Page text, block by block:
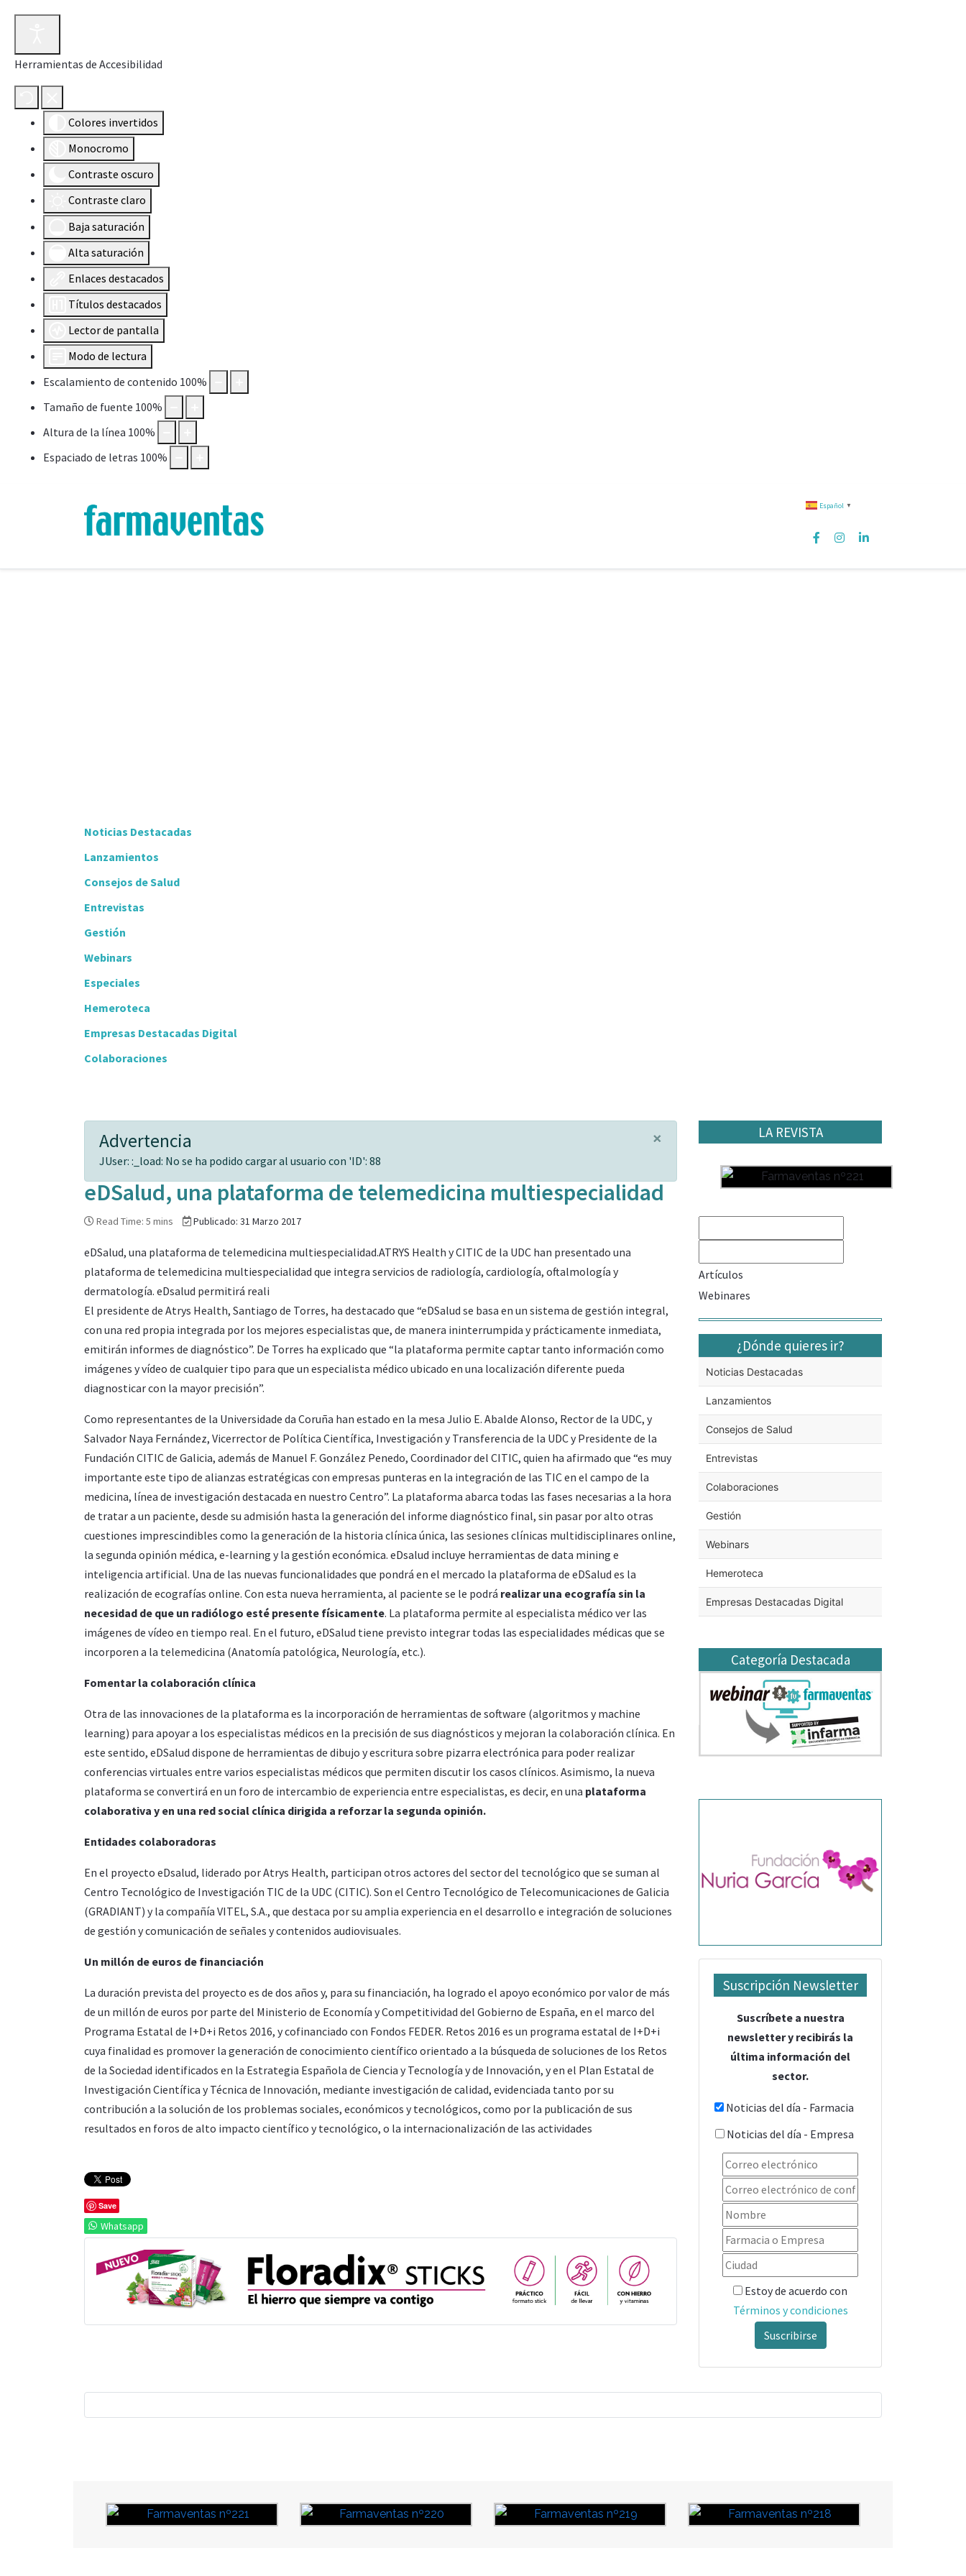
Herramientas de Accesibilidad
Colores invertidos
Monocromo
Contraste oscuro
Contraste claro
Baja saturación
Alta saturación
Enlaces destacados
Títulos destacados
Lector de pantalla
Modo de lectura
Escalamiento de contenido 100%
Tamaño de fuente 100%
Altura de la línea 100%
Espaciado de letras 100%
Español ▼
Noticias Destacadas
Lanzamientos
Consejos de Salud
Entrevistas
Gestión
Webinars
Especiales
Hemeroteca
Empresas Destacadas Digital
Colaboraciones
×
Advertencia
JUser: :_load: No se ha podido cargar al usuario con 'ID': 88
eDSalud, una plataforma de telemedicina multiespecialidad
Read Time: 5 mins Publicado: 31 Marzo 2017
eDSalud, una plataforma de telemedicina multiespecialidad.ATRYS Health y CITIC de la UDC han presentado una
plataforma de telemedicina multiespecialidad que integra servicios de radiología, cardiología, oftalmología y
dermatología. eDsalud permitirá reali
El presidente de Atrys Health, Santiago de Torres, ha destacado que “eDSalud se basa en un sistema de gestión integral,
con una red propia integrada por los mejores especialistas que, de manera ininterrumpida y prácticamente inmediata,
emitirán informes de diagnóstico”. De Torres ha explicado que “la plataforma permite captar tanto información como
imágenes y vídeo de cualquier tipo para que un especialista médico ubicado en una localización diferente pueda
diagnosticar con la mayor precisión”.
Como representantes de la Universidade da Coruña han estado en la mesa Julio E. Abalde Alonso, Rector de la UDC, y
Salvador Naya Fernández, Vicerrector de Política Científica, Investigación y Transferencia de la UDC y Presidente de la
Fundación CITIC de Galicia, además de Manuel F. González Penedo, Coordinador del CITIC, quien ha afirmado que “es muy
importante este tipo de alianzas estratégicas con empresas punteras en la integración de las TIC en el campo de la
medicina, línea de investigación destacada en nuestro Centro”. La plataforma abarca todas las fases necesarias a la hora
de tratar a un paciente, desde su admisión hasta la generación del informe diagnóstico final, sin pasar por alto otras
cuestiones imprescindibles como la generación de la historia clínica única, las sesiones clínicas multidisciplinares online,
la segunda opinión médica, e-learning y la gestión económica. eDsalud incluye herramientas de data mining e
inteligencia artificial. Una de las nuevas funcionalidades que pondrá en el mercado la plataforma de eDSalud es la
realización de ecografías online. Con esta nueva herramienta, al paciente se le podrá realizar una ecografía sin la
necesidad de que un radiólogo esté presente físicamente. La plataforma permite al especialista médico ver las
imágenes de vídeo en tiempo real. En el futuro, eDSalud tiene previsto integrar todas las especialidades médicas que se
incorporen a la telemedicina (Anatomía patológica, Neurología, etc.).
Fomentar la colaboración clínica
Otra de las innovaciones de la plataforma es la incorporación de herramientas de software (algoritmos y machine
learning) para apoyar a los especialistas médicos en la precisión de sus diagnósticos y mejoran la colaboración clínica. En
este sentido, eDSalud dispone de herramientas de dibujo y escritura sobre pizarra electrónica para poder realizar
conferencias virtuales entre varios especialistas médicos que permiten discutir los casos clínicos. Asimismo, la nueva
plataforma se convertirá en un foro de intercambio de experiencia entre especialistas, es decir, en una plataforma
colaborativa y en una red social clínica dirigida a reforzar la segunda opinión.
Entidades colaboradoras
En el proyecto eDsalud, liderado por Atrys Health, participan otros actores del sector del tecnológico que se suman al
Centro Tecnológico de Investigación TIC de la UDC (CITIC). Son el Centro Tecnológico de Telecomunicaciones de Galicia
(GRADIANT) y la compañía VITEL, S.A., que destaca por su amplia experiencia en el desarrollo e integración de soluciones
de gestión y comunicación de señales y contenidos audiovisuales.
Un millón de euros de financiación
La duración prevista del proyecto es de dos años y, para su financiación, ha logrado el apoyo económico por valor de más
de un millón de euros por parte del Ministerio de Economía y Competitividad del Gobierno de España, en el marco del
Programa Estatal de I+D+i Retos 2016, y cofinanciado con Fondos FEDER. Retos 2016 es un programa estatal de I+D+i
cuya finalidad es promover la generación de conocimiento científico orientado a la búsqueda de soluciones de los Retos
de la Sociedad identificados en la Estrategia Española de Ciencia y Tecnología y de Innovación, y en el Plan Estatal de
Investigación Científica y Técnica de Innovación, mediante investigación de calidad, evidenciada tanto por su
contribución a la solución de los problemas sociales, económicos y tecnológicos, como por la publicación de sus
resultados en foros de alto impacto científico y tecnológico, o la internacionalización de las actividades
Save
Whatsapp
LA REVISTA
Artículos
Webinares
¿Dónde quieres ir?
Noticias Destacadas
Lanzamientos
Consejos de Salud
Entrevistas
Colaboraciones
Gestión
Webinars
Hemeroteca
Empresas Destacadas Digital
Categoría Destacada
Suscripción Newsletter
Suscríbete a nuestra
newsletter y recibirás la
última información del
sector.
Noticias del día - Farmacia
Noticias del día - Empresa
Estoy de acuerdo con
Términos y condiciones
Suscribirse